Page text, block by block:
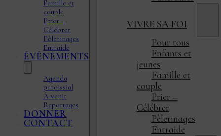
Famille et
couple
Prier –
Célébrer
Pèlerinages
Entraide
ÉVÉNEMENTS
Agenda
paroissial
À venir
Reportages
DONNER
CONTACT
VIVRE SA FOI
Pour tous
Enfants et
jeunes
Famille et
couple
Prier –
Célébrer
Pèlerinages
Entraide